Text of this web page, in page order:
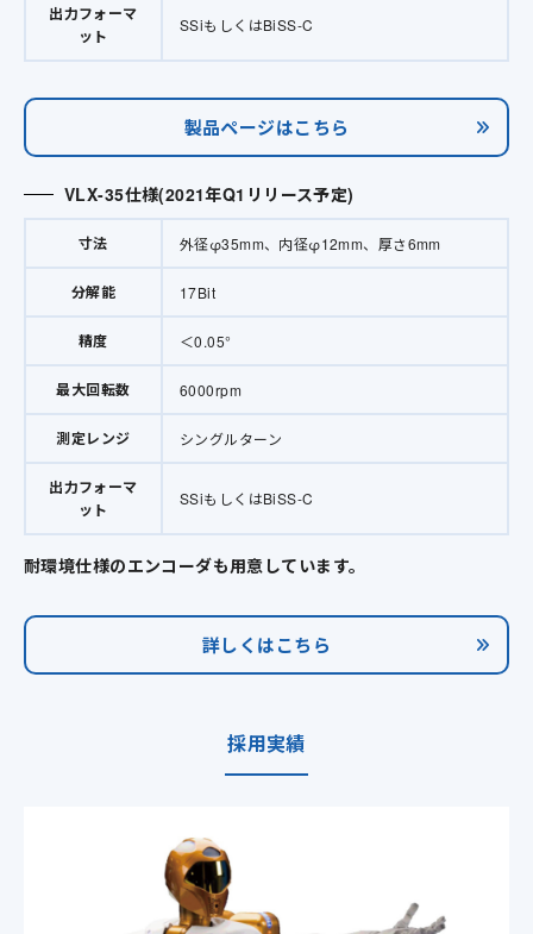
出力フォーマ
ット
SSiもしくはBiSS-C
製品ページはこちら
VLX-35仕様(2021年Q1リリース予定)
寸法 外径φ35mm、内径φ12mm、厚さ6mm
分解能 17Bit
精度 ＜0.05°
最大回転数 6000rpm
測定レンジ シングルターン
出力フォーマ
ット
SSiもしくはBiSS-C
耐環境仕様のエンコーダも用意しています。
詳しくはこちら
採用実績